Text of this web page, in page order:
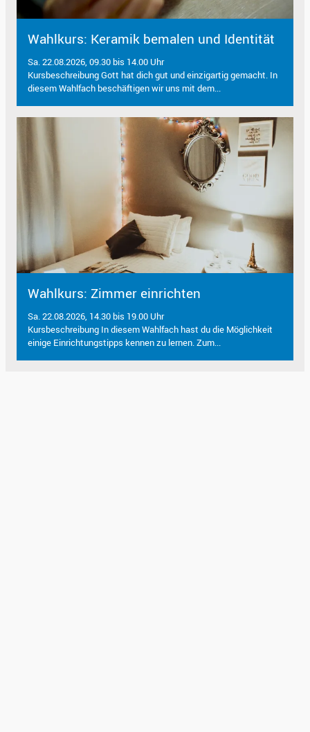
Wahlkurs: Keramik bemalen und Identität
Sa. 22.08.2026, 09.30 bis 14.00 Uhr
Kursbeschreibung Gott hat dich gut und einzigartig gemacht. In
diesem Wahlfach beschäftigen wir uns mit dem...
Wahlkurs: Zimmer einrichten
Sa. 22.08.2026, 14.30 bis 19.00 Uhr
Kursbeschreibung In diesem Wahlfach hast du die Möglichkeit
einige Einrichtungstipps kennen zu lernen. Zum...